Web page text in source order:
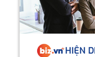
HIỆN